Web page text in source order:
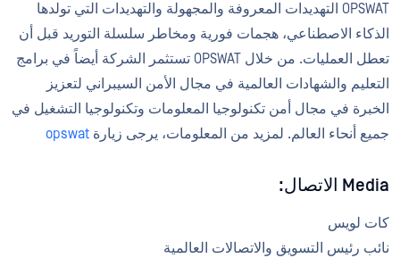
OPSWAT التهديدات المعروفة والمجهولة والتهديدات التي تولدها
الذكاء الاصطناعي، هجمات فورية ومخاطر سلسلة التوريد قبل أن
تعطل العمليات. من خلال OPSWAT تستثمر الشركة أيضاً في برامج
التعليم والشهادات العالمية في مجال الأمن السيبراني لتعزيز
الخبرة في مجال أمن تكنولوجيا المعلومات وتكنولوجيا التشغيل في
جميع أنحاء العالم. لمزيد من المعلومات، يرجى زيارة opswat
Media الاتصال:
كات لويس
نائب رئيس التسويق والاتصالات العالمية